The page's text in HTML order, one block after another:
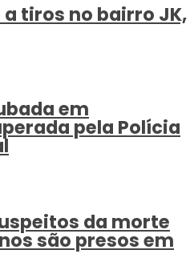
tiros no bairro JK,
em
pela Polícia
da morte
são presos em